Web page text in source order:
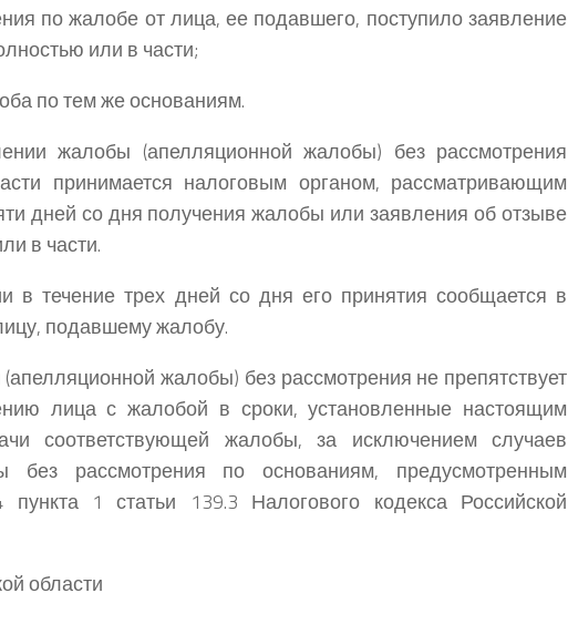
по жалобе от лица, ее подавшего, поступило заявление
или в части;
по тем же основаниям.
жалобы (апелляционной жалобы) без рассмотрения
принимается налоговым органом, рассматривающим
дней со дня получения жалобы или заявления об отзыве
в части.
в течение трех дней со дня его принятия сообщается в
подавшему жалобу.
жалобы) без рассмотрения не препятствует
лица с жалобой в сроки, установленные настоящим
соответствующей жалобы, за исключением случаев
без рассмотрения по основаниям, предусмотренным
1 статьи 139.3 Налогового кодекса Российской
области